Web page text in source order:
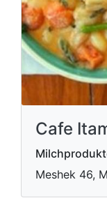
Cafe
Meshek 46,